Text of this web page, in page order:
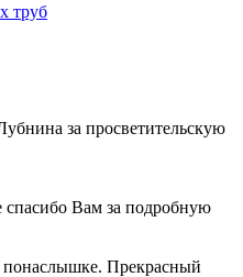
труб
за просветительскую
Вам за подробную
Прекрасный